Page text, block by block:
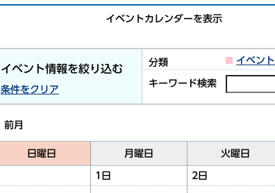
イベントカレンダーを表示
イベント情報を絞り込む
条件をクリア
分類 イベント
キーワード検索
前月
日曜日 月曜日 火曜日
1日 2日